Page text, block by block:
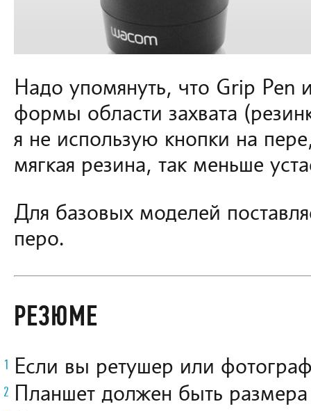
Надо упомянуть, что Grip Pen
формы области захвата
я не использую кнопки на
мягкая резина, так меньше
Для базовых моделей
перо.
РЕЗЮМЕ
Если вы ретушер или
Планшет должен быть